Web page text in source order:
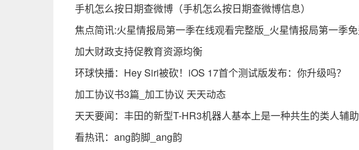
手机怎么按日期查微博（手机怎么按日期查微博信息）
焦点简讯:火星情报局第一季在线观看完整版_火星情报局第一季
加大财政支持促教育资源均衡
环球快播：Hey Siri被砍！iOS 17首个测试版发布：你升级吗？
加工协议书3篇_加工协议 天天动态
天天要闻：丰田的新型T-HR3机器人基本上是一种共生的类人辅
看热讯：ang韵脚_ang韵